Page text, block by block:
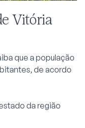
Vitória
que a população
de acordo
da região